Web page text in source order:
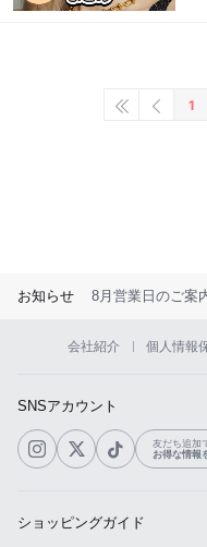
1
お知らせ 8月営業日のご案
会社紹介 個人情報
SNSアカウント
友だち追加
お得な情報
ショッピングガイド